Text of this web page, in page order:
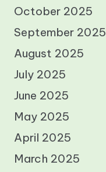
October 2025
September 2025
August 2025
July 2025
June 2025
May 2025
April 2025
March 2025